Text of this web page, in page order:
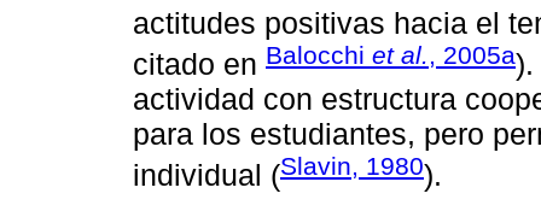
actitudes positivas hacia el
citado en Balocchi et al., 2005a).
actividad con estructura
para los estudiantes, pero
individual (Slavin, 1980).